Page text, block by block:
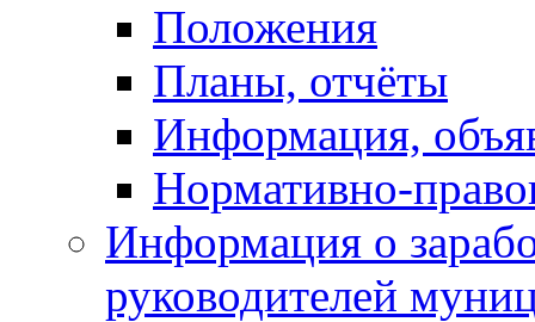
Положения
Планы, отчёты
Информация,
Нормативно-
Информация о
руководителей